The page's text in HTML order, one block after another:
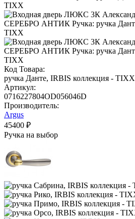
Код Товара:
ручка Данте, IRBIS коллекция - TIXX
Артикул:
0716227804OD056046D
Производитель:
Argus
45400 ₽
Ручка на выбор